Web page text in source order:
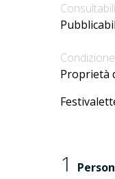
Proprietà
1